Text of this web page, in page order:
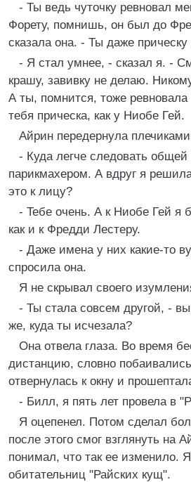
- Ты ведь чуточку ревновал
Форету, помнишь, он был до
сказала она. - Ты даже
- Я стал умнее, - сказал я. -
крашу, завивку не делаю.
А ты, помнится, тоже
тебя прическа, как у Ниобе Гей.
Айрин передернула
- Куда легче следовать
парикмахером. А вдруг я
это к лицу?
- Teбе очень. А к Ниобе Гей я
как и к Фредди Лестеру.
- Даже имена у них какие-то
спросила она.
Я не скрывал своего
- Ты стала совсем другой, -
же, куда ты исчезала?
Она отвела глаза. Во время
дистанцию, словно
отвернулась к окну и
- Билл, я пять лет провела в
Я оцепенел. Потом сделал
после этого смог взглянуть на
понимал, что так ее изменило.
обитательниц "Райских кущ".